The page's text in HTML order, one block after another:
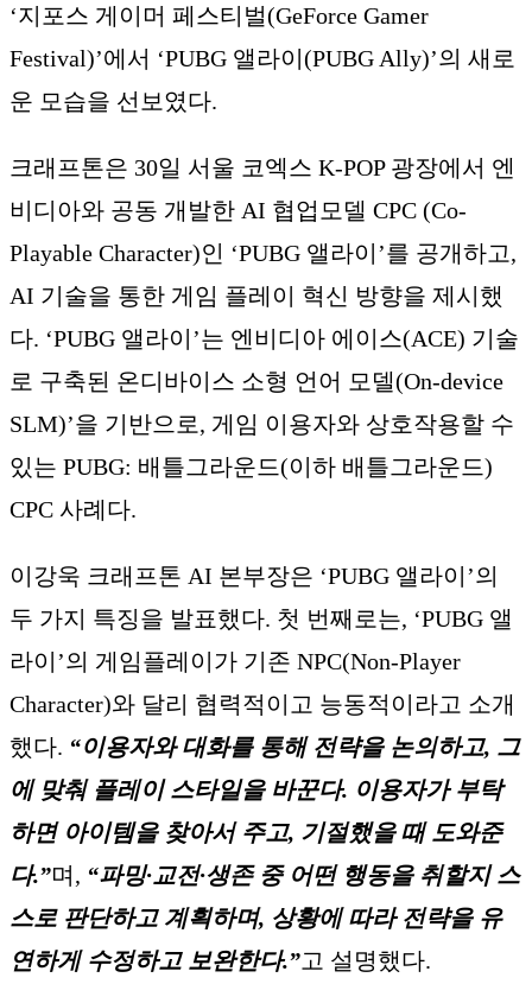
‘지포스 게이머 페스티벌(GeForce Gamer
Festival)’에서 ‘PUBG 앨라이(PUBG Ally)’의 새로
운 모습을 선보였다.
크래프톤은 30일 서울 코엑스 K-POP 광장에서 엔
비디아와 공동 개발한 AI 협업모델 CPC (Co-
Playable Character)인 ‘PUBG 앨라이’를 공개하고,
AI 기술을 통한 게임 플레이 혁신 방향을 제시했
다. ‘PUBG 앨라이’는 엔비디아 에이스(ACE) 기술
로 구축된 온디바이스 소형 언어 모델(On-device
SLM)’을 기반으로, 게임 이용자와 상호작용할 수
있는 PUBG: 배틀그라운드(이하 배틀그라운드)
CPC 사례다.
이강욱 크래프톤 AI 본부장은 ‘PUBG 앨라이’의
두 가지 특징을 발표했다. 첫 번째로는, ‘PUBG 앨
라이’의 게임플레이가 기존 NPC(Non-Player
Character)와 달리 협력적이고 능동적이라고 소개
했다. “이용자와 대화를 통해 전략을 논의하고, 그
에 맞춰 플레이 스타일을 바꾼다. 이용자가 부탁
하면 아이템을 찾아서 주고, 기절했을 때 도와준
다.”며, “파밍·교전·생존 중 어떤 행동을 취할지 스
스로 판단하고 계획하며, 상황에 따라 전략을 유
연하게 수정하고 보완한다.”고 설명했다.